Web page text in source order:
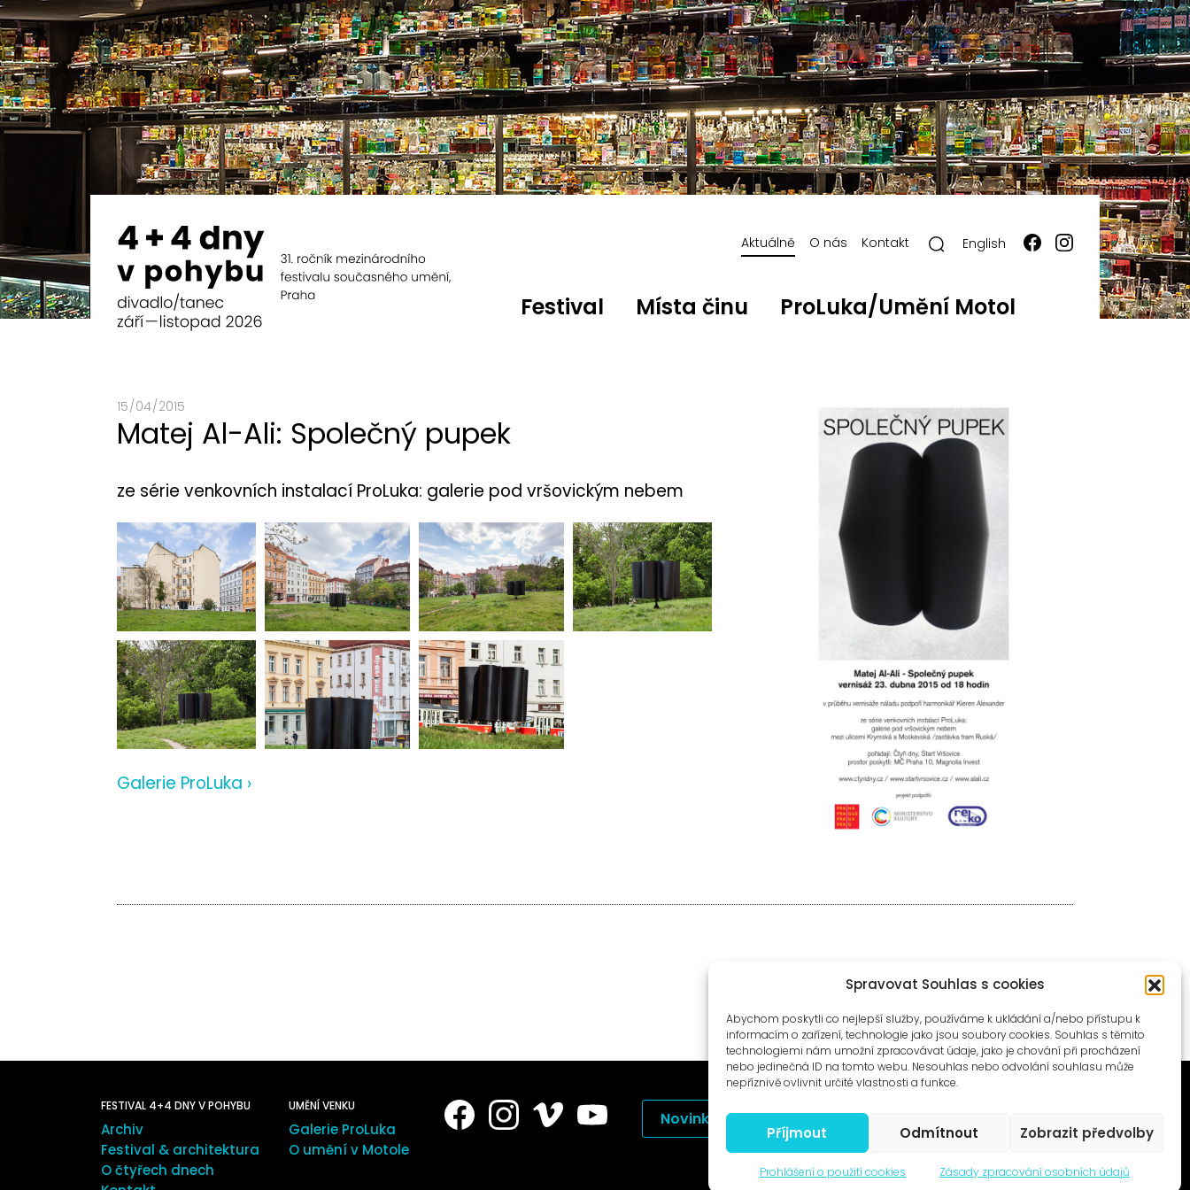
Spravovat Souhlas s cookies
Abychom poskytli co nejlepší služby, používáme k ukládání a/nebo přístupu k
informacím o zařízení, technologie jako jsou soubory cookies. Souhlas s těmito
technologiemi nám umožní zpracovávat údaje, jako je chování při procházení
nebo jedinečná ID na tomto webu. Nesouhlas nebo odvolání souhlasu může
nepříznivě ovlivnit určité vlastnosti a funkce.
Příjmout Odmítnout Zobrazit předvolby
Prohlášení o použití cookies Zásady zpracování osobních údajů
Festival Místa činu ProLuka/Umění Motol
Aktuálně O nás Kontakt English
15 / 04 / 2015
Matej Al-Ali: Společný pupek
ze série venkovních instalací ProLuka: galerie pod vršovickým nebem
Galerie ProLuka ›
FESTIVAL 4+4 DNY V POHYBU
Archiv
Festival & architektura
O čtyřech dnech
UMĚNÍ VENKU
Galerie ProLuka
O umění v Motole
Novinky na e-mail
© 1996–2025
Čtyři dny, z.s. / Four Days association